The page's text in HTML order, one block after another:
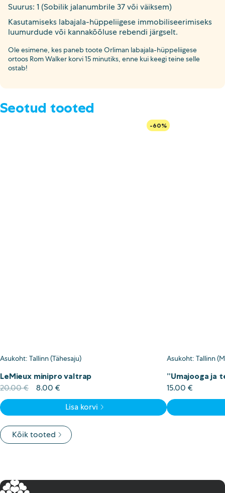
Suurus: 1 (Sobilik jalanumbrile 37 või väiksem)
Kasutamiseks labajala-hüppeliigese immobiliseerimiseks
luumurdude või kannakõõluse rebendi järgselt.
Ole esimene, kes paneb toote Orliman labajala-hüppeliigese
ortoos Rom Walker korvi 15 minutiks, enne kui keegi teine selle
ostab!
Seotud tooted
-60%
Asukoht: Tallinn (Tähesaju)
LeMieux minipro valtrap
20.00€
Algne
hind
20.00 €.
8.00 €
price
is:
8.00 €.
Lisa korvi
Asukoht: Tallinn
”Umajooga ja
15.00 €
Kõik tooted